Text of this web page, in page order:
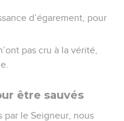
d’égarement, pour
pas cru à la vérité,
être sauvés
par le Seigneur, nous